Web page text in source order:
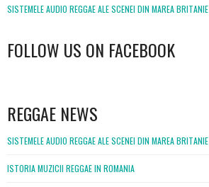
SISTEMELE AUDIO REGGAE ALE SCENEI DIN MAREA BRITANIE
FOLLOW US ON FACEBOOK
REGGAE NEWS
SISTEMELE AUDIO REGGAE ALE SCENEI DIN MAREA BRITANIE
ISTORIA MUZICII REGGAE IN ROMANIA